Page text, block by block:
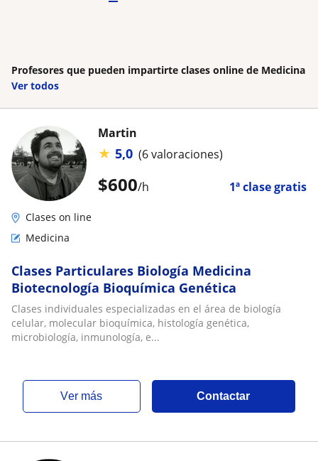
Profesores que pueden impartirte clases online de Medicina
Ver todos
$600/h 1ª clase gratis
Martin
★ 5,0 (6 valoraciones)
Clases on line
Medicina
Clases Particulares Biología Medicina
Biotecnología Bioquímica Genética
Clases individuales especializadas en el área de biología
celular, molecular bioquímica, histología genética,
microbiología, inmunología, e...
ver más Contactar